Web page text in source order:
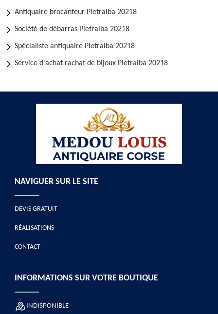
Antiquaire brocanteur Pietralba 20218
Société de débarras Pietralba 20218
Spécialiste antiquaire Pietralba 20218
Service d'achat rachat de bijoux Pietralba 20218
NAVIGUER SUR LE SITE
DEVIS GRATUIT
RÉALISATIONS
CONTACT
INFORMATIONS SUR VOTRE BOUTIQUE
INDISPONIBLE